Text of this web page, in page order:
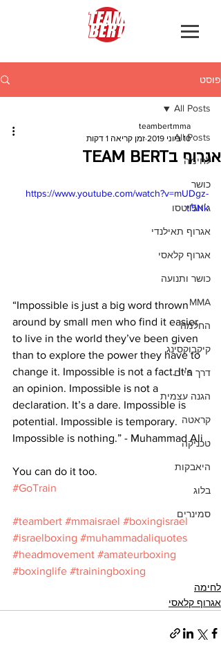
פוסט
All Posts
לחימה
כושר
ג׳יוג׳יטסו
אגרוף תאילנדי
אגרוף קלאסי
כושר ותנועה
MMA
החלמה
קיקבוקסינג
דרך חיים
הגנה עצמית
קראטה
טכניקה
היאבקות
בלוג
סמינרים
All Posts
אגרוף בTEAM BERT
teambertmma
10 ביוני 2019
זמן קריאה 1 דקות
https://www.youtube.com/watch?v=mUDgz-
tI5Nk
“Impossible is just a big word thrown
around by small men who find it easier
to live in the world they’ve been given
than to explore the power they have to
change it. Impossible is not a fact. It’s
an opinion. Impossible is not a
declaration. It’s a dare. Impossible is
potential. Impossible is temporary.
Impossible is nothing.” - Muhammad Ali
You can do it too.
#GoTrain
#teambert #mmaisrael #boxingisrael
#israelboxing #muhammadaliquotes
#headmovement #amateurboxing
#boxinglife #trainingboxing
לחימה
אגרוף קלאסי